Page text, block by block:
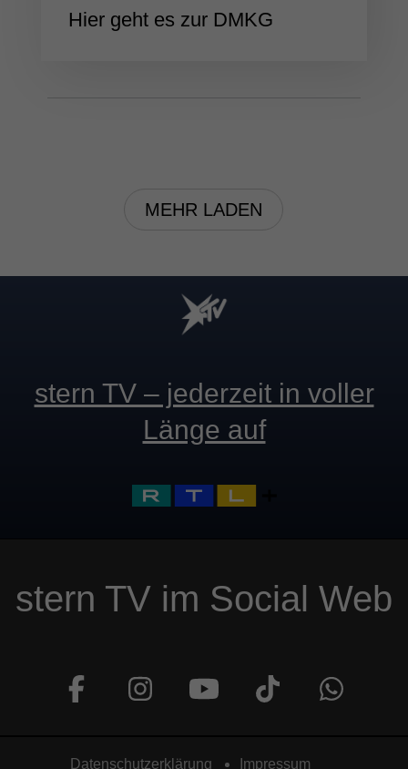
Hier geht es zur DMKG
MEHR LADEN
stern TV – jederzeit in voller
Länge auf
stern TV im Social Web
Datenschutzerklärung Impressum